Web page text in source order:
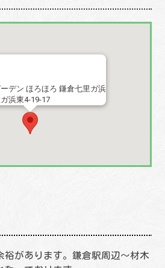
デン ほろほろ 鎌倉七里ガ浜
浜東4-19-17
裕があります。鎌倉駅周辺～材木